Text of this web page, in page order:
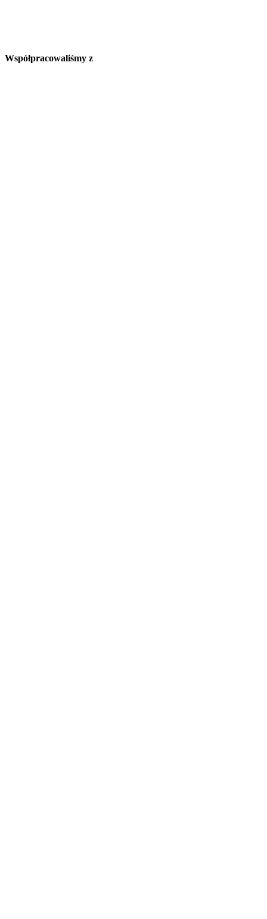
Współpracowaliśmy z